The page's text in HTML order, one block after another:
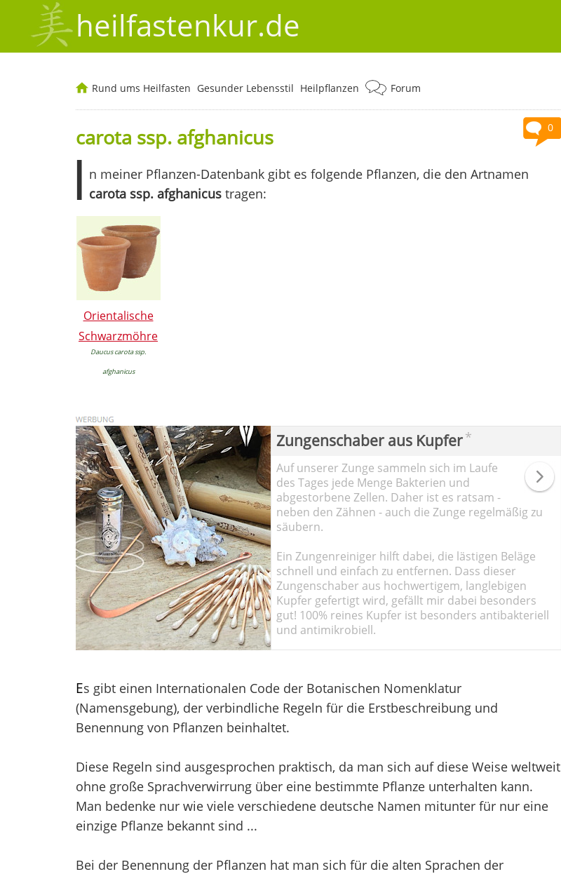
heilfastenkur.de
Rund ums Heilfasten Gesunder Lebensstil Heilpflanzen Forum
0
carota ssp. afghanicus
I n meiner Pflanzen-Datenbank gibt es folgende Pflanzen, die den Artnamen
carota ssp. afghanicustragen:
Orientalische
Schwarzmöhre
Daucus carota ssp.
afghanicus
Zungenschaber aus Kupfer*
Auf unserer Zunge sammeln sich im Laufe
des Tages jede Menge Bakterien und
abgestorbene Zellen. Daher ist es ratsam -
neben den Zähnen - auch die Zunge regelmäßig zu
säubern.
Ein Zungenreiniger hilft dabei, die lästigen Beläge
schnell und einfach zu entfernen. Dass dieser
Zungenschaber aus hochwertigem, langlebigen
Kupfer gefertigt wird, gefällt mir dabei besonders
gut! 100% reines Kupfer ist besonders antibakteriell
und antimikrobiell.
Es gibt einen Internationalen Code der Botanischen Nomenklatur
(Namensgebung), der verbindliche Regeln für die Erstbeschreibung und
Benennung von Pflanzen beinhaltet.
Diese Regeln sind ausgesprochen praktisch, da man sich auf diese Weise weltweit
ohne große Sprachverwirrung über eine bestimmte Pflanze unterhalten kann.
Man bedenke nur wie viele verschiedene deutsche Namen mitunter für nur eine
einzige Pflanze bekannt sind ...
Bei der Benennung der Pflanzen hat man sich für die alten Sprachen der